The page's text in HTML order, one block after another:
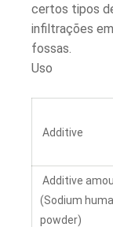
certos tipos
infiltrações
fossas.
Uso
Additive
Additive
(Sodium
powder)